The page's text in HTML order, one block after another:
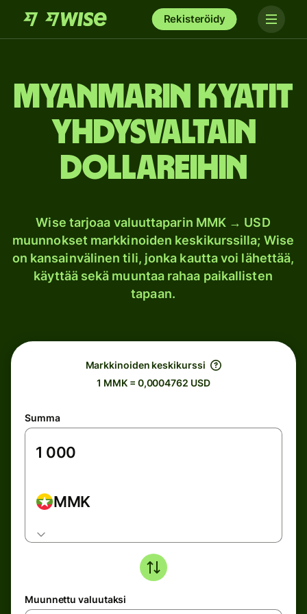
Rekisteröidy
Myanmarin kyatit
Yhdysvaltain
dollareihin
Wise tarjoaa valuuttaparin MMK → USD
muunnokset markkinoiden keskikurssilla; Wise
on kansainvälinen tili, jonka kautta voi lähettää,
käyttää sekä muuntaa rahaa paikallisten
tapaan.
Markkinoiden keskikurssi
1 MMK = 0,0004762 USD
Summa
MMK
Muunnettu valuutaksi